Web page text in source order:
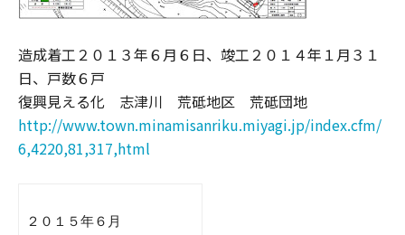
造成着工２０１３年６月６日、竣工２０１４年１月３１
日、戸数６戸
復興見える化 志津川 荒砥地区 荒砥団地
http://www.town.minamisanriku.miyagi.jp/index.cfm/
6,4220,81,317,html
２０１５年６月